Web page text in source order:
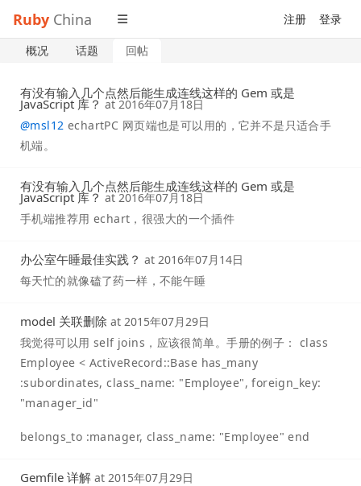
Ruby China 注册 登录
概况 话题 回帖
有没有输入几个点然后能生成连线这样的 Gem 或是
JavaScript 库？ at2016年07月18日
@msl12 echartPC 网页端也是可以用的，它并不是只适合手
机端。
有没有输入几个点然后能生成连线这样的 Gem 或是
JavaScript 库？ at2016年07月18日
手机端推荐用 echart，很强大的一个插件
办公室午睡最佳实践？ at 2016年07月14日
每天忙的就像磕了药一样，不能午睡
model 关联删除 at 2015年07月29日
我觉得可以用 self joins，应该很简单。手册的例子： class
Employee < ActiveRecord::Base has_many
:subordinates, class_name: "Employee", foreign_key:
"manager_id"
belongs_to :manager, class_name: "Employee" end
Gemfile 详解 at 2015年07月29日